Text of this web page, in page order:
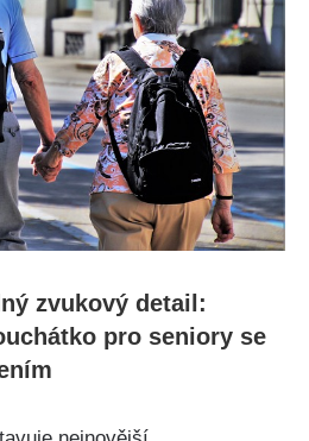
zvukový detail:
pro seniory se